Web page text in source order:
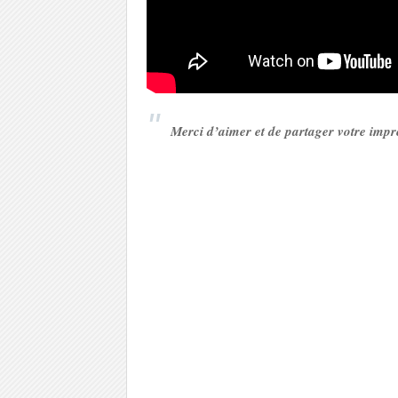
Merci d’aimer et de partager votre